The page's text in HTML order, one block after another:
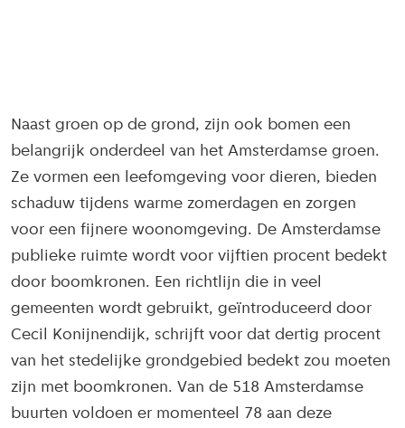
Naast groen op de grond, zijn ook bomen een
belangrijk onderdeel van het Amsterdamse groen.
Ze vormen een leefomgeving voor dieren, bieden
schaduw tijdens warme zomerdagen en zorgen
voor een fijnere woonomgeving. De Amsterdamse
publieke ruimte wordt voor vijftien procent bedekt
door boomkronen. Een richtlijn die in veel
gemeenten wordt gebruikt, geïntroduceerd door
Cecil Konijnendijk, schrijft voor dat dertig procent
van het stedelijke grondgebied bedekt zou moeten
zijn met boomkronen. Van de 518 Amsterdamse
buurten voldoen er momenteel 78 aan deze